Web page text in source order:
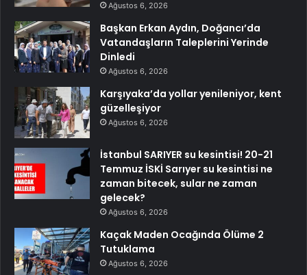
Ağustos 6, 2026
Başkan Erkan Aydın, Doğancı’da
Vatandaşların Taleplerini Yerinde
Dinledi
Ağustos 6, 2026
Karşıyaka’da yollar yenileniyor, kent
güzelleşiyor
Ağustos 6, 2026
İstanbul SARIYER su kesintisi! 20-21
Temmuz İSKİ Sarıyer su kesintisi ne
zaman bitecek, sular ne zaman
gelecek?
Ağustos 6, 2026
Kaçak Maden Ocağında Ölüme 2
Tutuklama
Ağustos 6, 2026